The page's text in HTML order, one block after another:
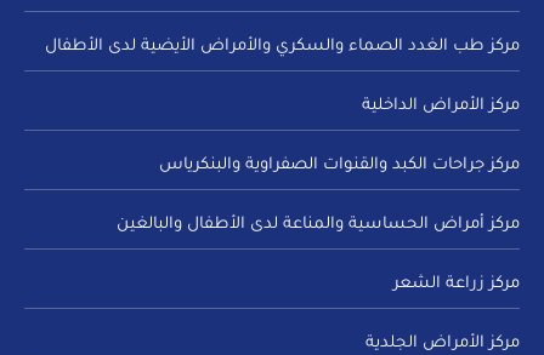
مركز طب الغدد الصماء والسكري والأمراض الأيضية لدى الأطفال
مركز الأمراض الداخلية
مركز جراحات الكبد والقنوات الصفراوية والبنكرياس
مركز أمراض الحساسية والمناعة لدى الأطفال والبالغين
مركز زراعة الشعر
مركز الأمراض الجلدية